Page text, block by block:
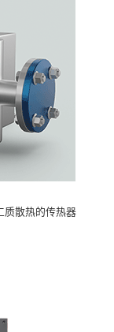
质散热的传热器